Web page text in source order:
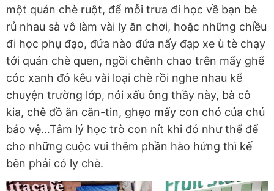
một quán chè ruột, để mỗi trưa đi học về bạn bè
rủ nhau sà vô làm vài ly ăn chơi, hoặc những chiều
đi học phụ đạo, đứa nào đứa nấy đạp xe ù tè chạy
tới quán chè quen, ngồi chênh chao trên mấy ghế
cóc xanh đỏ kêu vài loại chè rồi nghe nhau kể
chuyện trường lớp, nói xấu ông thầy này, bà cô
kia, chê đồ ăn căn-tin, ghẹo mấy con chó của chú
bảo vệ…Tâm lý học trò con nít khi đó như thể để
cho những cuộc vui thêm phần hào hứng thì kế
bên phải có ly chè.